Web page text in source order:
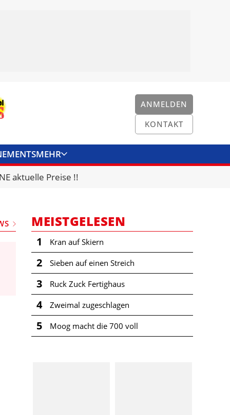
ANMELDEN
KONTAKT
MEHR
KONTAKT
aktuelle Preise !!
MEISTGELESEN
1 Kran auf Skiern
2 Sieben auf einen Streich
3 Ruck Zuck Fertighaus
4 Zweimal zugeschlagen
5 Moog macht die 700 voll